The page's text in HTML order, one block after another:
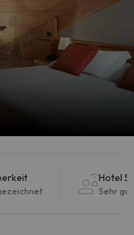
Hotel
Sehr gut